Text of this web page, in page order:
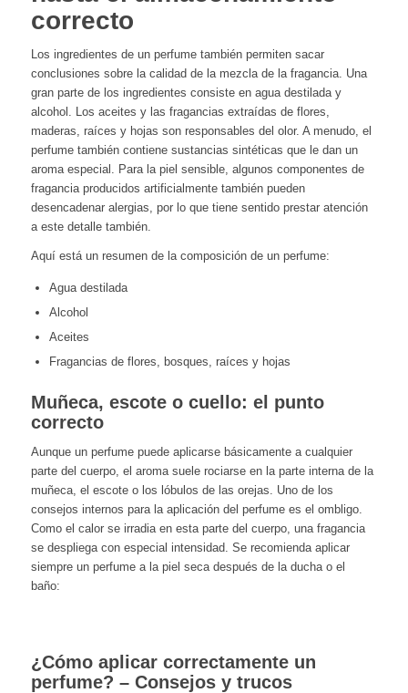
correcto
Los ingredientes de un perfume también permiten sacar
conclusiones sobre la calidad de la mezcla de la fragancia. Una
gran parte de los ingredientes consiste en agua destilada y
alcohol. Los aceites y las fragancias extraídas de flores,
maderas, raíces y hojas son responsables del olor. A menudo, el
perfume también contiene sustancias sintéticas que le dan un
aroma especial. Para la piel sensible, algunos componentes de
fragancia producidos artificialmente también pueden
desencadenar alergias, por lo que tiene sentido prestar atención
a este detalle también.
Aquí está un resumen de la composición de un perfume:
Agua destilada
Alcohol
Aceites
Fragancias de flores, bosques, raíces y hojas
Muñeca, escote o cuello: el punto
correcto
Aunque un perfume puede aplicarse básicamente a cualquier
parte del cuerpo, el aroma suele rociarse en la parte interna de la
muñeca, el escote o los lóbulos de las orejas. Uno de los
consejos internos para la aplicación del perfume es el ombligo.
Como el calor se irradia en esta parte del cuerpo, una fragancia
se despliega con especial intensidad. Se recomienda aplicar
siempre un perfume a la piel seca después de la ducha o el
baño:
¿Cómo aplicar correctamente un
perfume? – Consejos y trucos